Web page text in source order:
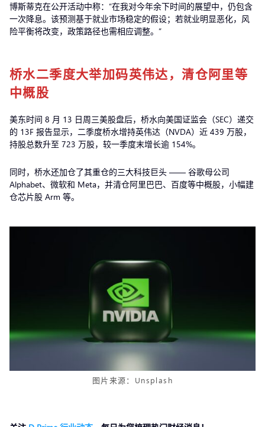
博斯蒂克在公开活动中称：“在我对今年余下时间的展望中，仍包含
一次降息。该预测基于就业市场稳定的假设；若就业明显恶化，风
险平衡将改变，政策路径也需相应调整。”
桥水二季度大举加码英伟达，清仓阿里等
中概股
美东时间 8 月 13 日周三美股盘后，桥水向美国证监会（SEC）递交
的 13F 报告显示，二季度桥水增持英伟达（NVDA）近 439 万股，
持股总数升至 723 万股，较一季度末增长逾 154%。
同时，桥水还加仓了其重仓的三大科技巨头 —— 谷歌母公司
Alphabet、微软和 Meta，并清仓阿里巴巴、百度等中概股，小幅建
仓芯片股 Arm 等。
图片来源：Unsplash